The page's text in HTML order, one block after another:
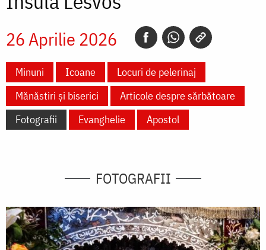
26 Aprilie 2026
Minuni Icoane
Locuri de pelerinaj
Mănăstiri și biserici
Articole despre sărbătoare
Fotografii
Evanghelie Apostol
FOTOGRAFII